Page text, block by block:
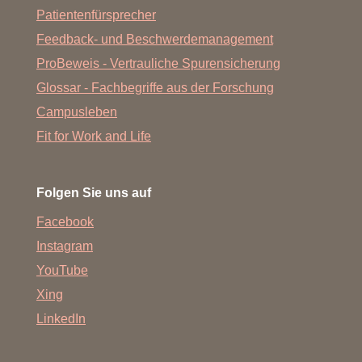
Patientenfürsprecher
Feedback- und Beschwerdemanagement
ProBeweis - Vertrauliche Spurensicherung
Glossar - Fachbegriffe aus der Forschung
Campusleben
Fit for Work and Life
Folgen Sie uns auf
Facebook
Instagram
YouTube
Xing
LinkedIn